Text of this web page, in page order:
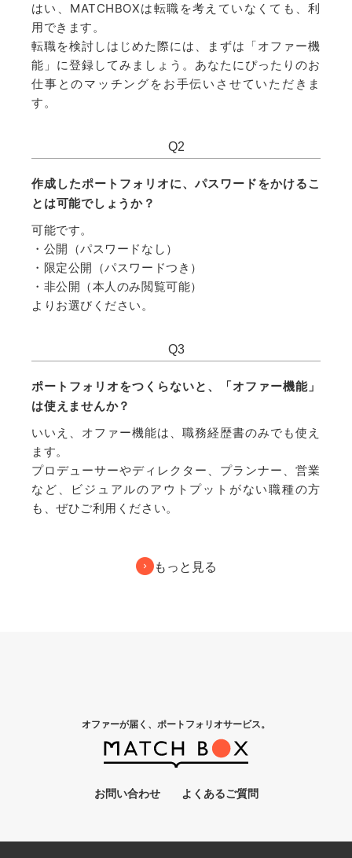
はい、MATCHBOXは転職を考えていなくても、利
用できます。
転職を検討しはじめた際には、まずは「オファー機
能」に登録してみましょう。あなたにぴったりのお
仕事とのマッチングをお手伝いさせていただきま
す。
Q2
作成したポートフォリオに、パスワードをかけるこ
とは可能でしょうか？
可能です。
・公開（パスワードなし）
・限定公開（パスワードつき）
・非公開（本人のみ閲覧可能）
よりお選びください。
Q3
ポートフォリオをつくらないと、「オファー機能」
は使えませんか？
いいえ、オファー機能は、職務経歴書のみでも使え
ます。
プロデューサーやディレクター、プランナー、営業
など、ビジュアルのアウトプットがない職種の方
も、ぜひご利用ください。
もっと見る
オファーが届く、ポートフォリオサービス。
お問い合わせ よくあるご質問